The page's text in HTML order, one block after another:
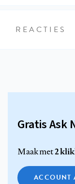
REACTIES
Gratis Ask
Maak met2
ACCOUNT